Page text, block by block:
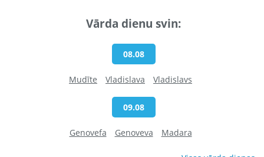
Vārda dienu svin:
08.08
Mudīte Vladislava Vladislavs
09.08
Genovefa Genoveva Madara